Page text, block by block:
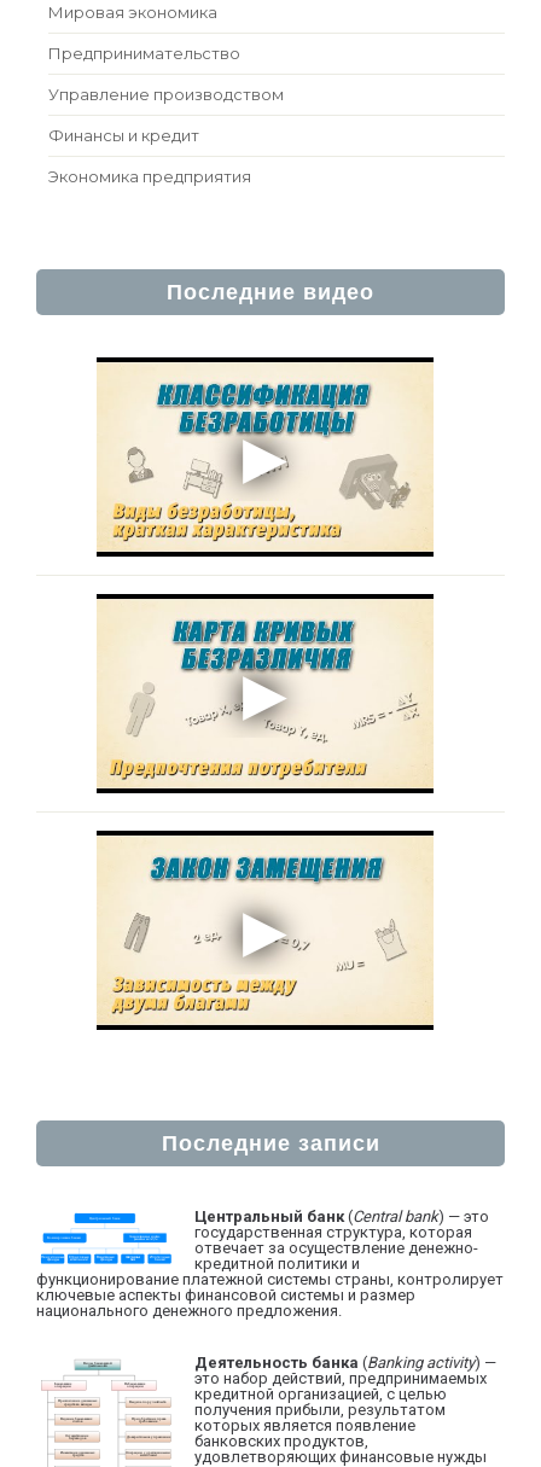
Мировая экономика
Предпринимательство
Управление производством
Финансы и кредит
Экономика предприятия
Последние видео
Последние записи
Центральный банк (Central bank) — это
государственная структура, которая
отвечает за осуществление денежно-
кредитной политики и
функционирование платежной системы страны, контролирует
ключевые аспекты финансовой системы и размер
национального денежного предложения.
Деятельность банка (Banking activity) —
это набор действий, предпринимаемых
кредитной организацией, с целью
получения прибыли, результатом
которых является появление
банковских продуктов,
удовлетворяющих финансовые нужды